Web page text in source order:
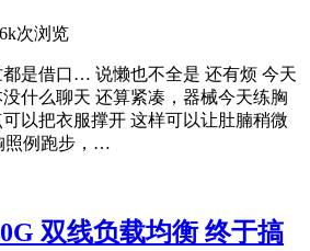
次浏览
是借口… 说懒也不全是 还有烦 今天
什么聊天 还算紧凑，器械今天练胸
以把衣服撑开 这样可以让肚腩稍微
照例跑步，…
双线负载均衡 终于搞